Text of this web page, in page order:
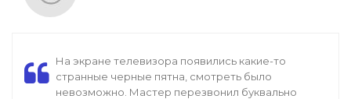
На экране телевизора появились какие-то
странные черные пятна, смотреть было
невозможно. Мастер перезвонил буквально